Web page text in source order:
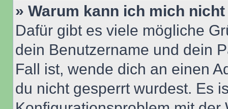
» Warum kann ich mich
Dafür gibt es viele mögliche
dein Benutzername und dein
Fall ist, wende dich an einen
du nicht gesperrt wurdest. Es